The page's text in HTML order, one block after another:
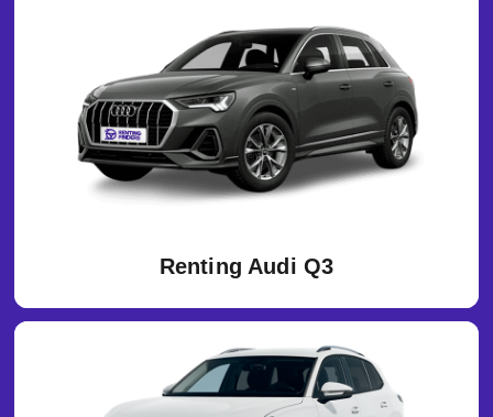
Renting Audi Q3